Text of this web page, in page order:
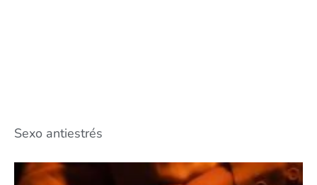
Sexo antiestrés